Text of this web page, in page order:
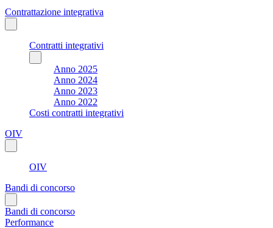
Contrattazione integrativa
Contratti integrativi
Anno 2025
Anno 2024
Anno 2023
Anno 2022
Costi contratti integrativi
OIV
OIV
Bandi di concorso
Bandi di concorso
Performance